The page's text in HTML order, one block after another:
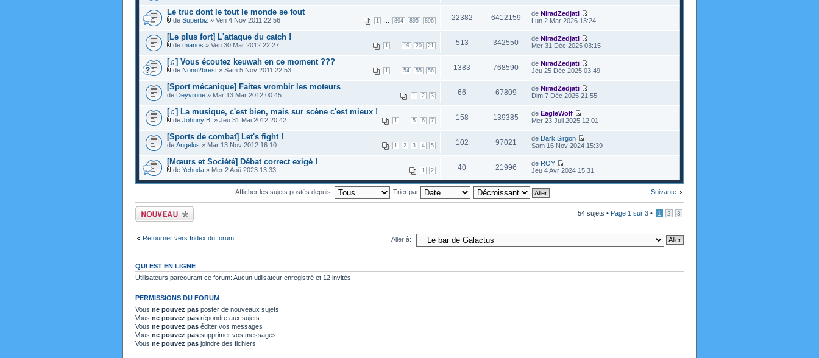
Le truc dont le tout le monde se fout
1 894 895 896
de Superbiz » Ven 4 Nov 2011 22:56 22382 6412159 de NiradZedjati
Lun 2 Mar 2026 13:24
[Le plus fort] L'attaque du catch !
1 19 20 21
de mianos » Ven 30 Mar 2012 22:27 513 342550 de NiradZedjati
Mer 31 Déc 2025 03:15
[♫] Vous écoutez keuwah en ce moment ???
1 54 55 56
de Nono2brest » Sam 5 Nov 2011 22:53 1383 768590 de NiradZedjati
Jeu 25 Déc 2025 03:49
[Sport mécanique] Faites vrombir les moteurs
1 2 3
de Deyvrone » Mar 13 Mar 2012 00:45 66 67809 de NiradZedjati
Dim 7 Déc 2025 21:55
[♫] La musique, c'est bien, mais sur scène c'est mieux !
1 5 6 7
de Johnny B. » Jeu 31 Mai 2012 20:42 158 139385 de EagleWolf
Mer 23 Juil 2025 12:01
[Sports de combat] Let's fight !
1 2 3 4 5
de Angelus » Mar 13 Nov 2012 16:10 102 97021 de Dark Sirgon
Sam 16 Nov 2024 15:39
[Mœurs et Société] Débat correct exigé !
1 2
de Yehuda » Mer 2 Aoû 2023 13:33 40 21996 de ROY
Jeu 4 Avr 2024 15:31
Suivante
Afficher les sujets postés depuis: Trier par
Ecrire un nouveau
sujet
54 sujets • Page 1 sur 3 • 1 2 3
Retourner vers Index du forum Aller à:
QUI EST EN LIGNE
Utilisateurs parcourant ce forum: Aucun utilisateur enregistré et 12 invités
PERMISSIONS DU FORUM
Vous ne pouvez pas poster de nouveaux sujets
Vous ne pouvez pas répondre aux sujets
Vous ne pouvez pas éditer vos messages
Vous ne pouvez pas supprimer vos messages
Vous ne pouvez pas joindre des fichiers